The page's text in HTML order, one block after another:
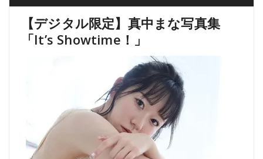
【デジタル限定】真中まな写真集
「It’s Showtime！」